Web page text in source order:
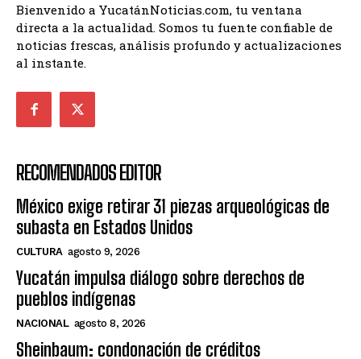
Bienvenido a YucatánNoticias.com, tu ventana
directa a la actualidad. Somos tu fuente confiable de
noticias frescas, análisis profundo y actualizaciones
al instante.
RECOMENDADOS EDITOR
México exige retirar 31 piezas arqueológicas de
subasta en Estados Unidos
CULTURA agosto 9, 2026
Yucatán impulsa diálogo sobre derechos de
pueblos indígenas
NACIONAL agosto 8, 2026
Sheinbaum: condonación de créditos